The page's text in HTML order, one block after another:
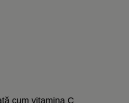
cum vitamina C